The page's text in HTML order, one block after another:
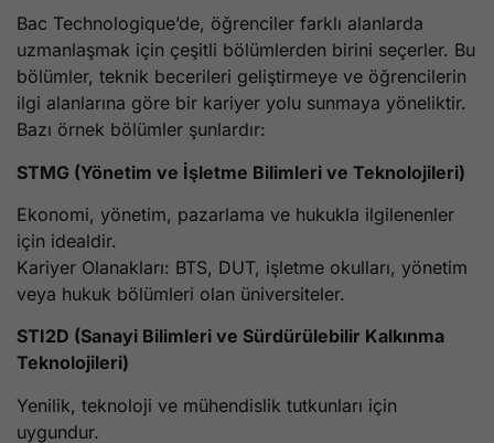
Bac Technologique’de, öğrenciler farklı alanlarda
uzmanlaşmak için çeşitli bölümlerden birini seçerler. Bu
bölümler, teknik becerileri geliştirmeye ve öğrencilerin
ilgi alanlarına göre bir kariyer yolu sunmaya yöneliktir.
Bazı örnek bölümler şunlardır:
STMG (Yönetim ve İşletme Bilimleri ve Teknolojileri)
Ekonomi, yönetim, pazarlama ve hukukla ilgilenenler
için idealdir.
Kariyer Olanakları: BTS, DUT, işletme okulları, yönetim
veya hukuk bölümleri olan üniversiteler.
STI2D (Sanayi Bilimleri ve Sürdürülebilir Kalkınma
Teknolojileri)
Yenilik, teknoloji ve mühendislik tutkunları için
uygundur.